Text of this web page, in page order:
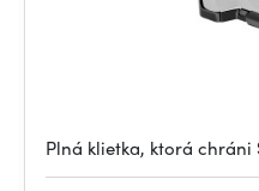
Plná klietka, ktorá chráni